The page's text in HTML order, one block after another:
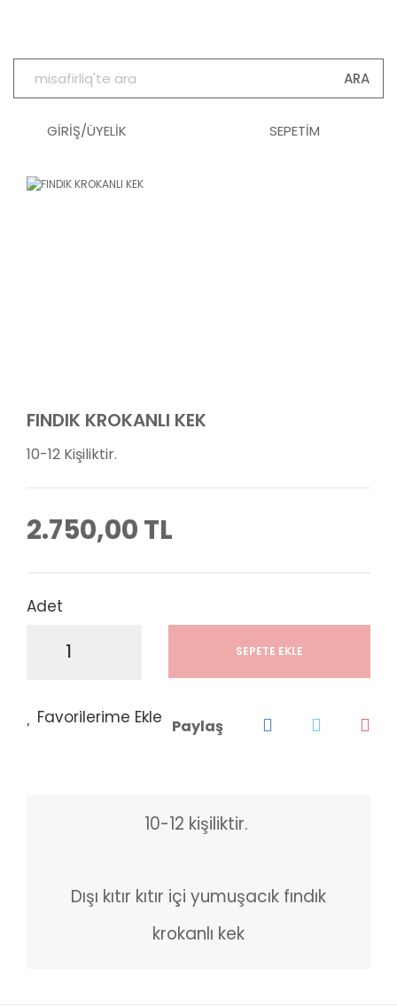
ARA
GİRİŞ/ÜYELİK SEPETİM
FINDIK KROKANLI KEK
10-12 Kişiliktir.
2.750,00 TL
Adet
SEPETE EKLE
Paylaş
10-12 kişiliktir.
Dışı kıtır kıtır içi yumuşacık fındık
krokanlı kek